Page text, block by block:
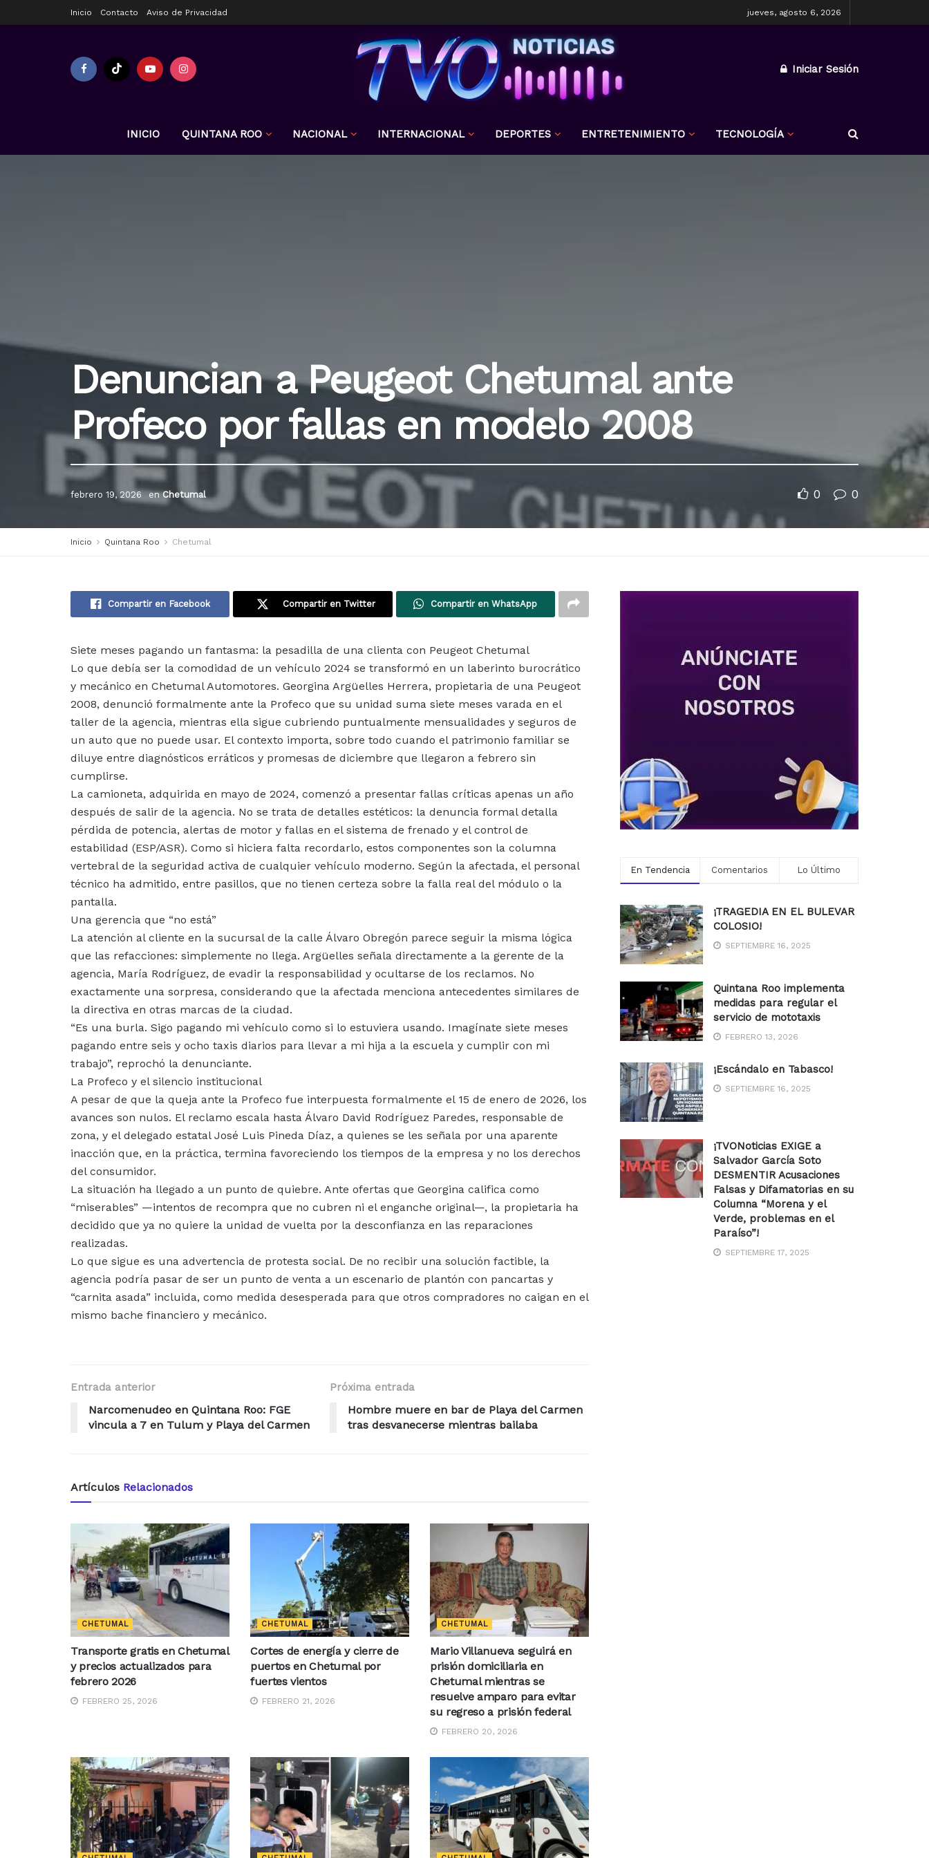
Inicio Contacto Aviso de Privacidad jueves, agosto 6, 2026
Iniciar Sesión
INICIO QUINTANA ROO NACIONAL INTERNACIONAL DEPORTES ENTRETENIMIENTO TECNOLOGÍA
Denuncian a Peugeot Chetumal ante
Profeco por fallas en modelo 2008
febrero 19, 2026 en Chetumal 0 0
Inicio Quintana Roo Chetumal
Compartir en Facebook Compartir en Twitter Compartir en WhatsApp
Siete meses pagando un fantasma: la pesadilla de una clienta con Peugeot Chetumal
Lo que debía ser la comodidad de un vehículo 2024 se transformó en un laberinto burocrático
y mecánico en Chetumal Automotores. Georgina Argüelles Herrera, propietaria de una Peugeot
2008, denunció formalmente ante la Profeco que su unidad suma siete meses varada en el
taller de la agencia, mientras ella sigue cubriendo puntualmente mensualidades y seguros de
un auto que no puede usar. El contexto importa, sobre todo cuando el patrimonio familiar se
diluye entre diagnósticos erráticos y promesas de diciembre que llegaron a febrero sin
cumplirse.
La camioneta, adquirida en mayo de 2024, comenzó a presentar fallas críticas apenas un año
después de salir de la agencia. No se trata de detalles estéticos: la denuncia formal detalla
pérdida de potencia, alertas de motor y fallas en el sistema de frenado y el control de
estabilidad (ESP/ASR). Como si hiciera falta recordarlo, estos componentes son la columna
vertebral de la seguridad activa de cualquier vehículo moderno. Según la afectada, el personal
técnico ha admitido, entre pasillos, que no tienen certeza sobre la falla real del módulo o la
pantalla.
Una gerencia que “no está”
La atención al cliente en la sucursal de la calle Álvaro Obregón parece seguir la misma lógica
que las refacciones: simplemente no llega. Argüelles señala directamente a la gerente de la
agencia, María Rodríguez, de evadir la responsabilidad y ocultarse de los reclamos. No
exactamente una sorpresa, considerando que la afectada menciona antecedentes similares de
la directiva en otras marcas de la ciudad.
“Es una burla. Sigo pagando mi vehículo como si lo estuviera usando. Imagínate siete meses
pagando entre seis y ocho taxis diarios para llevar a mi hija a la escuela y cumplir con mi
trabajo”, reprochó la denunciante.
La Profeco y el silencio institucional
A pesar de que la queja ante la Profeco fue interpuesta formalmente el 15 de enero de 2026, los
avances son nulos. El reclamo escala hasta Álvaro David Rodríguez Paredes, responsable de
zona, y el delegado estatal José Luis Pineda Díaz, a quienes se les señala por una aparente
inacción que, en la práctica, termina favoreciendo los tiempos de la empresa y no los derechos
del consumidor.
La situación ha llegado a un punto de quiebre. Ante ofertas que Georgina califica como
“miserables” —intentos de recompra que no cubren ni el enganche original—, la propietaria ha
decidido que ya no quiere la unidad de vuelta por la desconfianza en las reparaciones
realizadas.
Lo que sigue es una advertencia de protesta social. De no recibir una solución factible, la
agencia podría pasar de ser un punto de venta a un escenario de plantón con pancartas y
“carnita asada” incluida, como medida desesperada para que otros compradores no caigan en el
mismo bache financiero y mecánico.
Entrada anterior
Narcomenudeo en Quintana Roo: FGE
vincula a 7 en Tulum y Playa del Carmen
Próxima entrada
Hombre muere en bar de Playa del Carmen
tras desvanecerse mientras bailaba
Artículos Relacionados
CHETUMAL
Transporte gratis en Chetumal
y precios actualizados para
febrero 2026
FEBRERO 25, 2026
CHETUMAL
Cortes de energía y cierre de
puertos en Chetumal por
fuertes vientos
FEBRERO 21, 2026
CHETUMAL
Mario Villanueva seguirá en
prisión domiciliaria en
Chetumal mientras se
resuelve amparo para evitar
su regreso a prisión federal
FEBRERO 20, 2026
En Tendencia Comentarios Lo Último
¡TRAGEDIA EN EL BULEVAR
COLOSIO!
SEPTIEMBRE 16, 2025
Quintana Roo implementa
medidas para regular el
servicio de mototaxis
FEBRERO 13, 2026
¡Escándalo en Tabasco!
SEPTIEMBRE 16, 2025
¡TVONoticias EXIGE a
Salvador García Soto
DESMENTIR Acusaciones
Falsas y Difamatorias en su
Columna “Morena y el
Verde, problemas en el
Paraíso”!
SEPTIEMBRE 17, 2025